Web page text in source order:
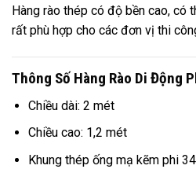
Hàng rào thép có độ bền cao, có
rất phù hợp cho các đơn vị thi
Thông Số Hàng Rào Di Động
Chiều dài: 2 mét
Chiều cao: 1,2 mét
Khung thép ống mạ kẽm phi 34